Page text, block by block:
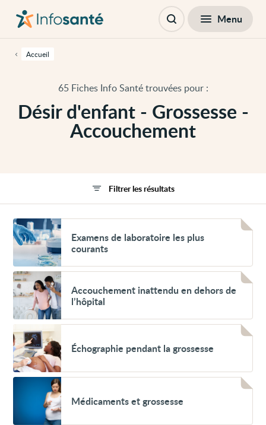
contenu
cette
principale
PasserDésir d'enfant - Grossesse -
Accouchement
65 Fiches Info Santé trouvées pour :
Accueil
principale
Ouvrir Menu
Voir
Examens
de
laboratoire
les
plus
courants
Examens de laboratoire les plus
courants
Voir
Accouchement
inattendu
en
dehors
l’hôpital
Accouchement inattendu en dehors de
l’hôpital
Voir
Échographie
pendant
la
grossesse
Échographie pendant la grossesse
Voir
Médicaments
grossesse
Médicaments et grossesse
Filtrer les résultats
Filtres Fermer